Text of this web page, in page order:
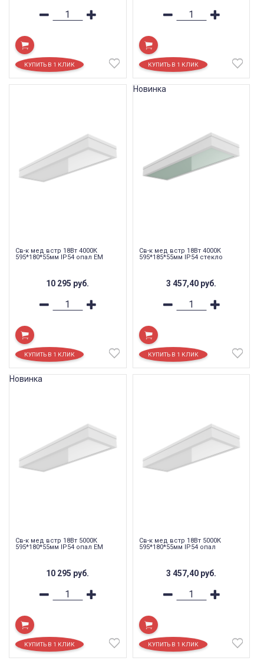
Св-к мед встр 18Вт 4000К
595*180*55мм IP54 опал EM
10 295 руб.
Св-к мед встр 18Вт 4000К
595*185*55мм IP54 стекло
3 457,40 руб.
Новинка
Св-к мед встр 18Вт 5000К
595*180*55мм IP54 опал EM
10 295 руб.
Новинка
Св-к мед встр 18Вт 5000К
595*180*55мм IP54 опал
3 457,40 руб.